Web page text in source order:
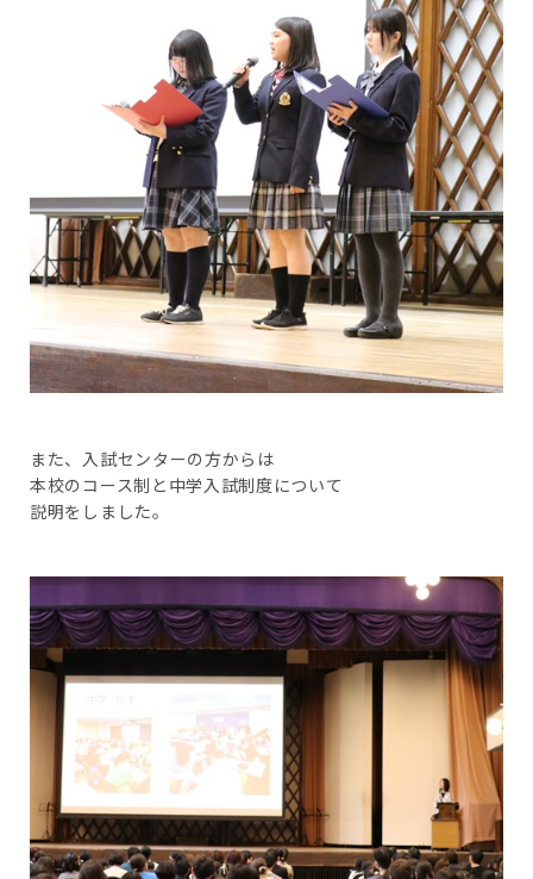
また、入試センターの方からは
本校のコース制と中学入試制度について
説明をしました。